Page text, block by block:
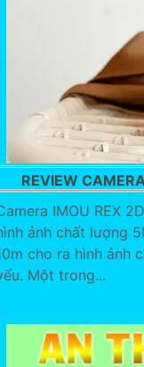
REVIEW
IMOU REX
ảnh chất lượng
cho ra hình ảnh
Một trong...